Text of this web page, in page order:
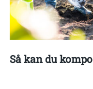
Så kan du